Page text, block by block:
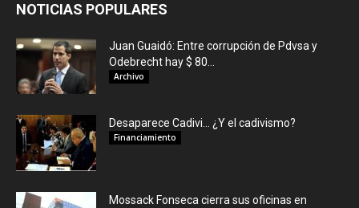
NOTICIAS POPULARES
Juan Guaidó: Entre corrupción de Pdvsa y
Odebrecht hay $ 80...
Archivo
Desaparece Cadivi… ¿Y el cadivismo?
Financiamiento
Mossack Fonseca cierra sus oficinas en